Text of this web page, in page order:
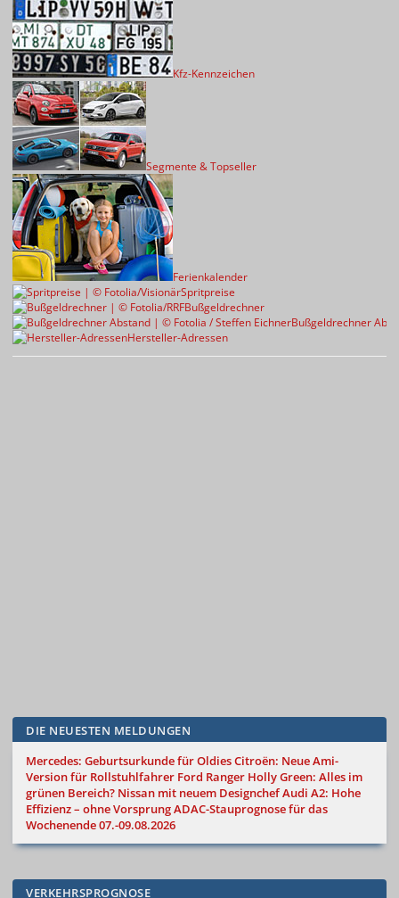
Kfz-Kennzeichen
Segmente & Topseller
Ferienkalender
Spritpreise
Bußgeldrechner
Bußgeldrechner
Hersteller-Adressen
DIE NEUESTEN MELDUNGEN
Mercedes: Geburtsurkunde für OldiesCitroën: Neue Ami-
Version für Rollstuhlfahrer Ford Ranger Holly Green: Alles im
grünen Bereich? Nissan mit neuem DesignchefAudi A2: Hohe
Effizienz – ohne VorsprungADAC-Stauprognose für das
Wochenende 07.-09.08.2026
VERKEHRSPROGNOSE